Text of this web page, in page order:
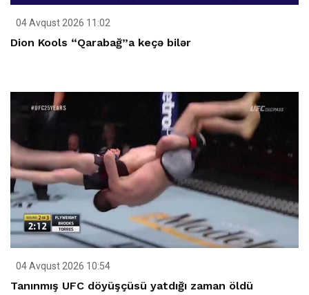
04 Avqust 2026 11:02
Dion Kools “Qarabağ”a keçə bilər
04 Avqust 2026 10:54
Tanınmış UFC döyüşçüsü yatdığı zaman öldü